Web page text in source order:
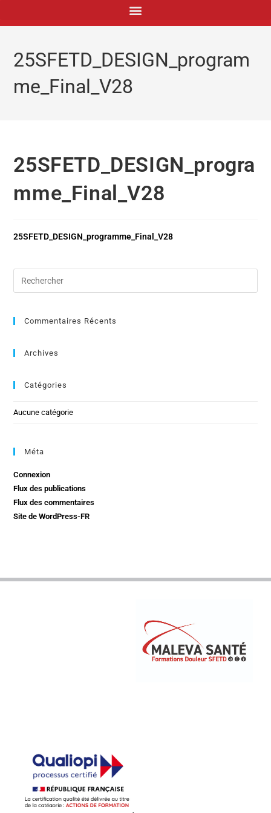
25SFETD_DESIGN_program
me_Final_V28
25SFETD_DESIGN_progra
mme_Final_V28
25SFETD_DESIGN_programme_Final_V28
Commentaires Récents
Archives
Catégories
Aucune catégorie
Méta
Connexion
Flux des publications
Flux des commentaires
Site de WordPress-FR